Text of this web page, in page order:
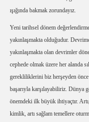
ışığında bakmak zorundayız.
Yeni tarihsel dönem
yakınlaşmakta olduğudur.
yakınlaşmakta olan devrimler
cephede olmak üzere her alanda
gerekliliklerini biz herşeyden
başarıyla karşılayabiliriz.
önemdeki ilk büyük ihtiyaçtır.
kimlik, artı sağlam temellere